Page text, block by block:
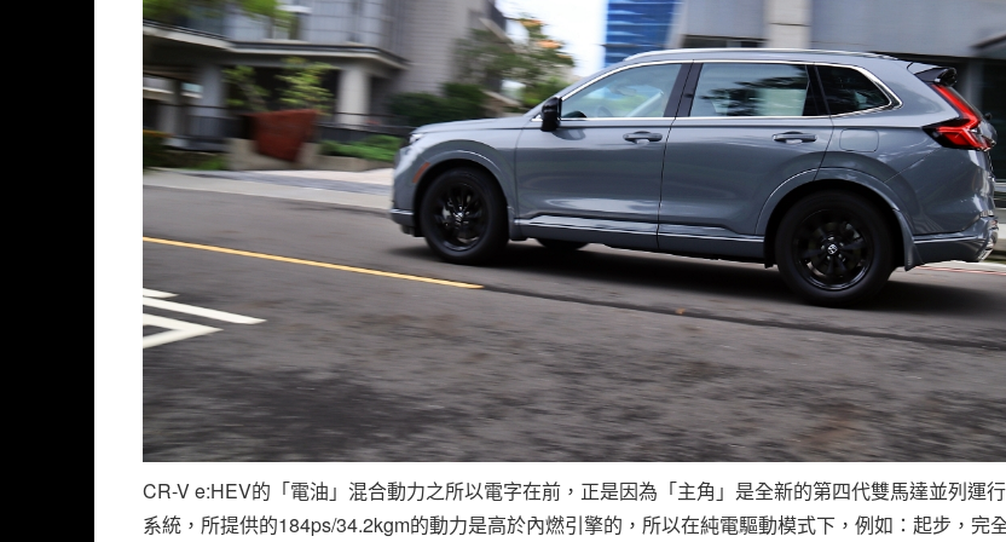
CR-V e:HEV的「電油」混合動力之所以電字在前，正是因為「主角」是全新的第四代雙馬達並列運
系統，所提供的184ps/34.2kgm的動力是高於內燃引擎的，所以在純電驅動模式下，例如：起步，完